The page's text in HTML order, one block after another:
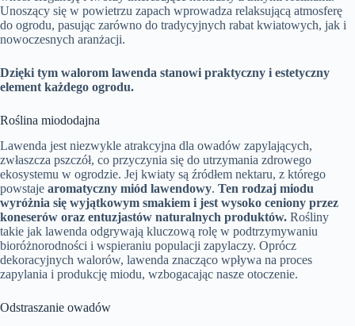
Unoszący się w powietrzu zapach wprowadza relaksującą atmosferę
do ogrodu, pasując zarówno do tradycyjnych rabat kwiatowych, jak i
nowoczesnych aranżacji.
Dzięki tym walorom lawenda stanowi praktyczny i estetyczny
element każdego ogrodu.
Roślina miododajna
Lawenda jest niezwykle atrakcyjna dla owadów zapylających,
zwłaszcza pszczół, co przyczynia się do utrzymania zdrowego
ekosystemu w ogrodzie. Jej kwiaty są źródłem nektaru, z którego
powstaje aromatyczny miód lawendowy. Ten rodzaj miodu
wyróżnia się wyjątkowym smakiem i jest wysoko ceniony przez
koneserów oraz entuzjastów naturalnych produktów. Rośliny
takie jak lawenda odgrywają kluczową rolę w podtrzymywaniu
bioróżnorodności i wspieraniu populacji zapylaczy. Oprócz
dekoracyjnych walorów, lawenda znacząco wpływa na proces
zapylania i produkcję miodu, wzbogacając nasze otoczenie.
Odstraszanie owadów